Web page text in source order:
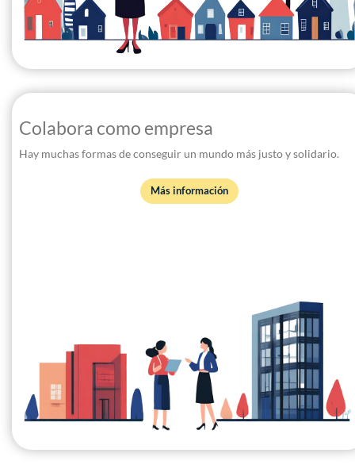
Colabora como empresa
Hay muchas formas de conseguir un mundo más justo y solidario.
Más información